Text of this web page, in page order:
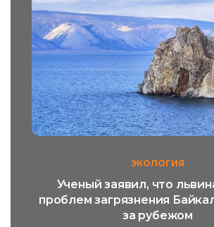
ЭКОЛОГИЯ
Ученый заявил, что
проблем загрязнения
за рубежом